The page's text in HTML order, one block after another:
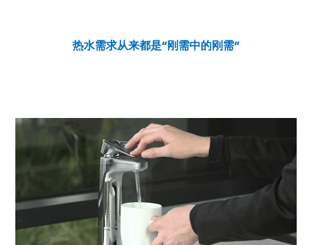
热水需求从来都是“刚需中的刚需”